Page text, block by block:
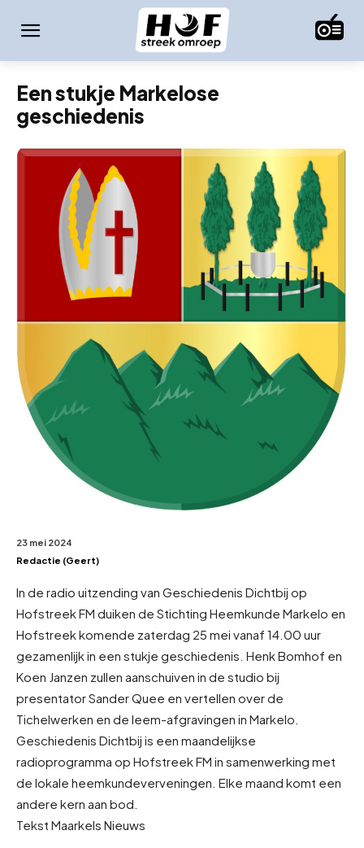
Een stukje Markelose
geschiedenis
23 mei 2024
Redactie (Geert)
In de radio uitzending van Geschiedenis Dichtbij op
Hofstreek FM duiken de Stichting Heemkunde Markelo en
Hofstreek komende zaterdag 25 mei vanaf 14.00 uur
gezamenlijk in een stukje geschiedenis. Henk Bomhof en
Koen Janzen zullen aanschuiven in de studio bij
presentator Sander Quee en vertellen over de
Tichelwerken en de leem-afgravingen in Markelo.
Geschiedenis Dichtbij is een maandelijkse
radioprogramma op Hofstreek FM in samenwerking met
de lokale heemkundeverveningen. Elke maand komt een
andere kern aan bod.
Tekst Maarkels Nieuws